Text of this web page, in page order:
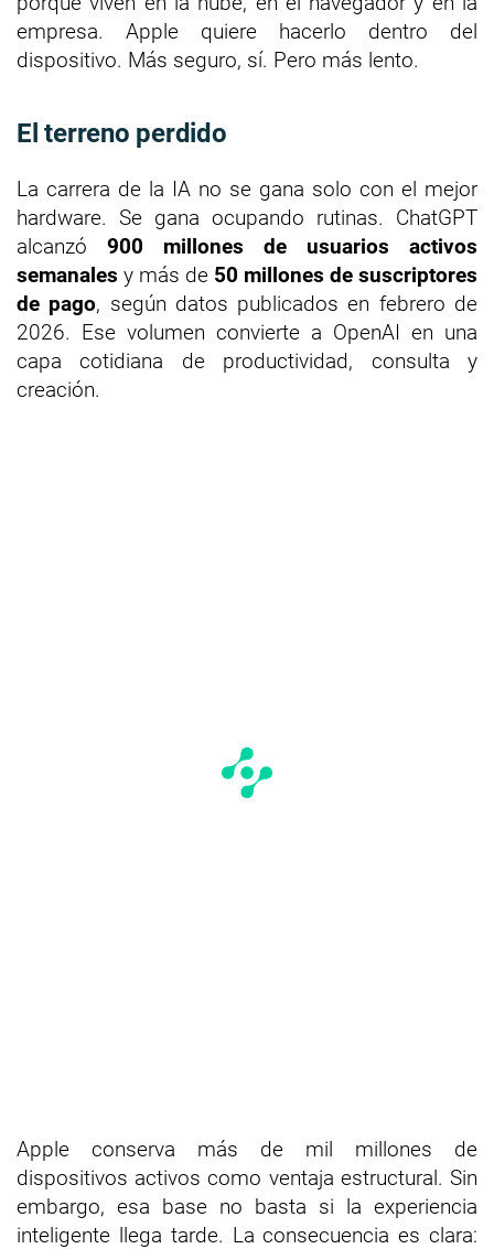
empresa. Apple quiere hacerlo dentro del
dispositivo. Más seguro, sí. Pero más lento.
El terreno perdido
La carrera de la IA no se gana solo con el mejor
hardware. Se gana ocupando rutinas. ChatGPT
alcanzó 900 millones de usuarios activos
semanales y más de 50 millones de suscriptores
de pago, según datos publicados en febrero de
2026. Ese volumen convierte a OpenAI en una
capa cotidiana de productividad, consulta y
creación.
Apple conserva más de mil millones de
dispositivos activos como ventaja estructural. Sin
embargo, esa base no basta si la experiencia
inteligente llega tarde. La consecuencia es clara: